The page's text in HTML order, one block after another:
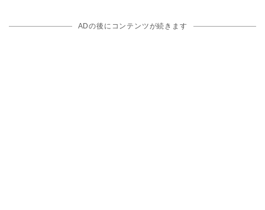
ADの後にコンテンツが続きます